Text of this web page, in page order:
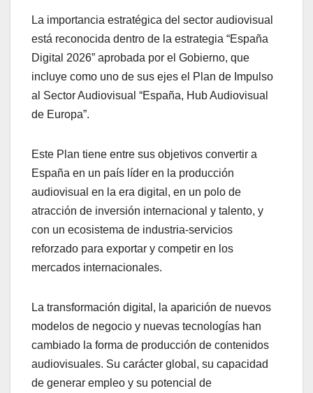
La importancia estratégica del sector audiovisual
está reconocida dentro de la estrategia “España
Digital 2026” aprobada por el Gobierno, que
incluye como uno de sus ejes el Plan de Impulso
al Sector Audiovisual “España, Hub Audiovisual
de Europa”.
Este Plan tiene entre sus objetivos convertir a
España en un país líder en la producción
audiovisual en la era digital, en un polo de
atracción de inversión internacional y talento, y
con un ecosistema de industria-servicios
reforzado para exportar y competir en los
mercados internacionales.
La transformación digital, la aparición de nuevos
modelos de negocio y nuevas tecnologías han
cambiado la forma de producción de contenidos
audiovisuales. Su carácter global, su capacidad
de generar empleo y su potencial de